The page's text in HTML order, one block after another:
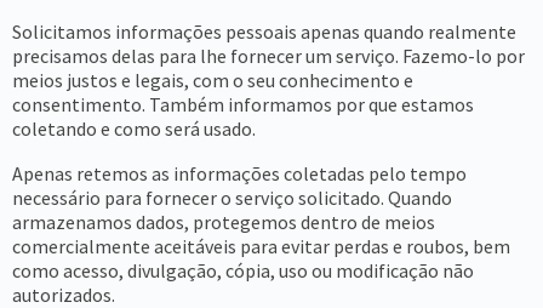
Solicitamos informações pessoais apenas quando realmente
precisamos delas para lhe fornecer um serviço. Fazemo-lo por
meios justos e legais, com o seu conhecimento e
consentimento. Também informamos por que estamos
coletando e como será usado.
Apenas retemos as informações coletadas pelo tempo
necessário para fornecer o serviço solicitado. Quando
armazenamos dados, protegemos dentro de meios
comercialmente aceitáveis ​​para evitar perdas e roubos, bem
como acesso, divulgação, cópia, uso ou modificação não
autorizados.